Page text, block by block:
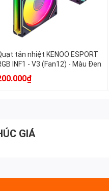
tản nhiệt KENOO ESPORT
INF1 - V3 (Fan12) - Màu Đen
GIÁ